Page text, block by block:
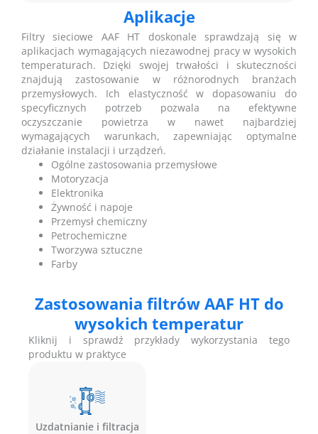
Aplikacje
Filtry sieciowe AAF HT doskonale sprawdzają się w
aplikacjach wymagających niezawodnej pracy w wysokich
temperaturach. Dzięki swojej trwałości i skuteczności
znajdują zastosowanie w różnorodnych branżach
przemysłowych. Ich elastyczność w dopasowaniu do
specyficznych potrzeb pozwala na efektywne
oczyszczanie powietrza w nawet najbardziej
wymagających warunkach, zapewniając optymalne
działanie instalacji i urządzeń.
Ogólne zastosowania przemysłowe
Motoryzacja
Elektronika
Żywność i napoje
Przemysł chemiczny
Petrochemiczne
Tworzywa sztuczne
Farby
Zastosowania filtrów AAF HT do
wysokich temperatur
Kliknij i sprawdź przykłady wykorzystania tego
produktu w praktyce
Uzdatnianie i filtracja